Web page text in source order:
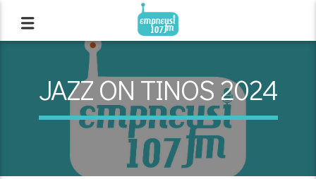
JAZZ ON TINOS 2024